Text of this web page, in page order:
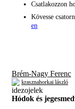
Csatlakozzon
Kövesse
en
Brém-Nagy Ferenc
krasznahorkai lászló
Hódok és